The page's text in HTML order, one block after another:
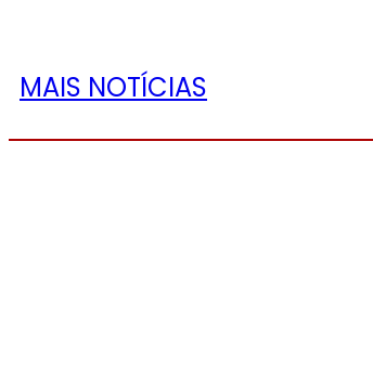
MAIS NOTÍCIAS